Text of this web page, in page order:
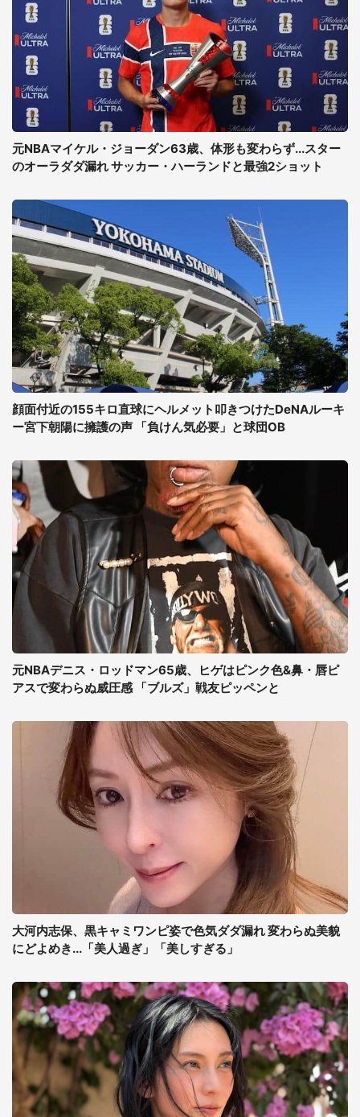
元NBAマイケル・ジョーダン63歳、体形も変わらず...スター
のオーラダダ漏れ サッカー・ハーランドと最強2ショット
顔面付近の155キロ直球にヘルメット叩きつけたDeNAルーキ
ー宮下朝陽に擁護の声 「負けん気必要」と球団OB
元NBAデニス・ロッドマン65歳、ヒゲはピンク色&鼻・唇ピ
アスで変わらぬ威圧感 「ブルズ」戦友ピッペンと
大河内志保、黒キャミワンピ姿で色気ダダ漏れ 変わらぬ美貌
にどよめき...「美人過ぎ」「美しすぎる」